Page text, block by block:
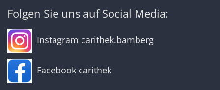
Folgen Sie uns auf Social Media:
Instagram carithek.bamberg
Facebook carithek